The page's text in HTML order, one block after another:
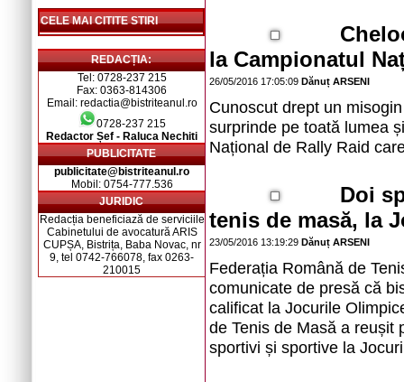
CELE MAI CITITE STIRI
REDACȚIA:
Tel: 0728-237 215
Fax: 0363-814306
Email: redactia@bistriteanul.ro
0728-237 215
Redactor Șef - Raluca Nechiti
PUBLICITATE
publicitate@bistriteanul.ro
Mobil: 0754-777.536
JURIDIC
Redacția beneficiază de serviciile
Cabinetului de avocatură ARIS
CUPȘA, Bistrița, Baba Novac, nr
9, tel 0742-766078, fax 0263-
210015
la Campionatul
26/05/2016 17:05:09 Dănuț ARSENI
Cunoscut drept un
surprinde pe toată lumea
Național de Rally Raid
Doi
tenis de masă, la
23/05/2016 13:19:29 Dănuț ARSENI
Federația Română de
comunicate de presă că
calificat la Jocurile
de Tenis de Masă a reușit
sportivi și sportive la